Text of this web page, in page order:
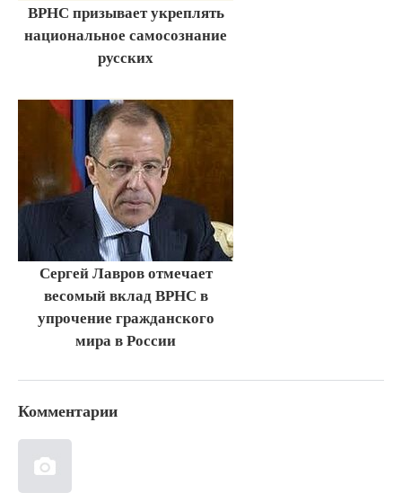
ВРНС призывает укреплять
национальное самосознание
русских
Сергей Лавров отмечает
весомый вклад ВРНС в
упрочение гражданского
мира в России
Комментарии